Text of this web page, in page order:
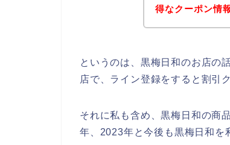
得なクーポン情
というのは、黒梅日和のお店の
店で、ライン登録をすると割引
それに私も含め、黒梅日和の商
年、2023年と今後も黒梅日和を